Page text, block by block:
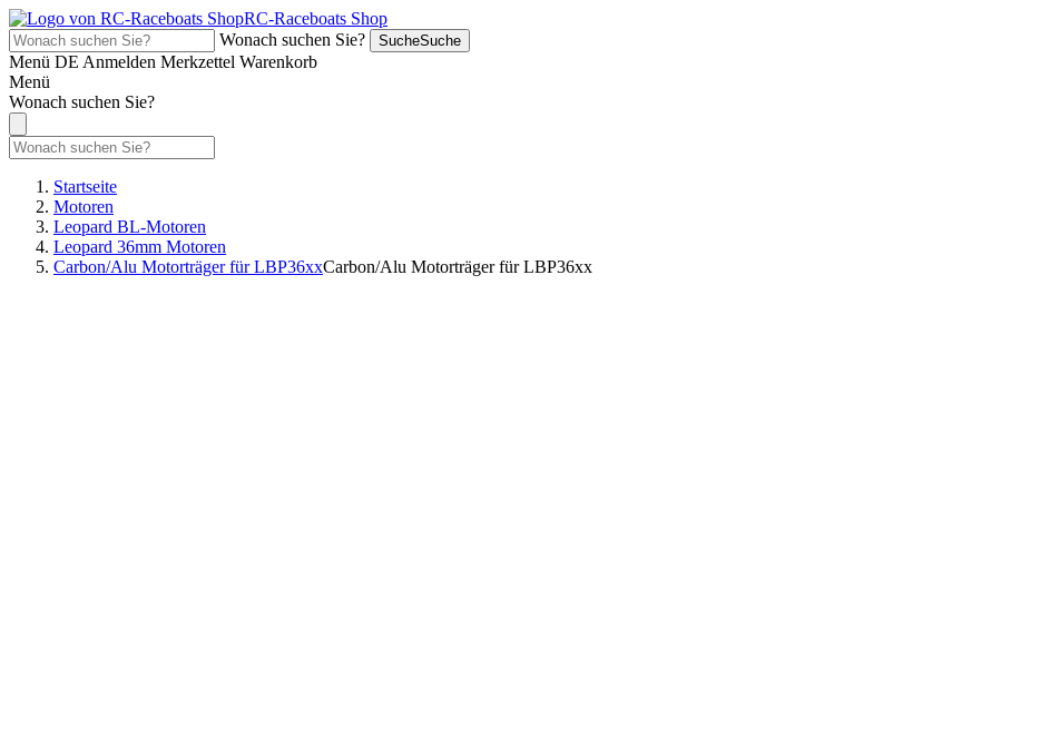
RC-Raceboats Shop
Wonach suchen Sie?
SucheSuche
Menü DE Anmelden Merkzettel Warenkorb
Menü
Wonach suchen Sie?
Startseite
Motoren
Leopard BL-Motoren
Leopard 36mm Motoren
Carbon/Alu Motorträger für LBP36xxCarbon/Alu Motorträger für LBP36xx